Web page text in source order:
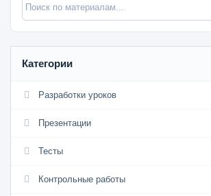
Категории
Разработки уроков
Презентации
Тесты
Контрольные работы